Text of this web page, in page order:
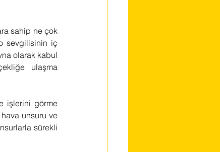
sahip ne çok
sevgilisinin iç
olarak kabul
ulaşma
işlerini görme
hava unsuru ve
sürekli